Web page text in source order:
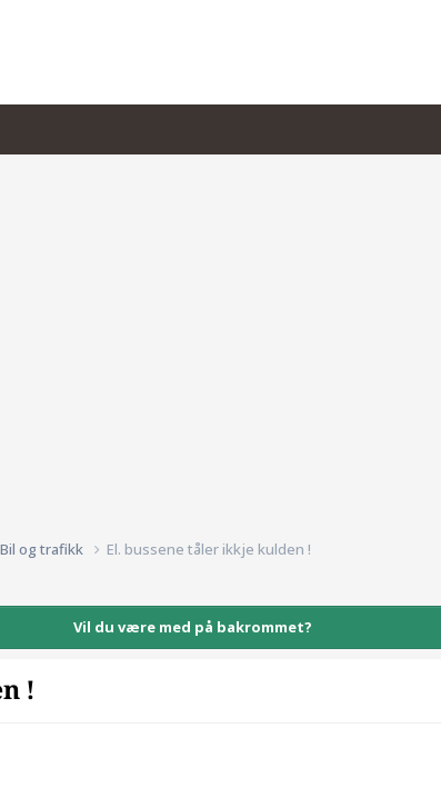
Bil og trafikk El. bussene tåler ikkje kulden !
Vil du være med på bakrommet?
!